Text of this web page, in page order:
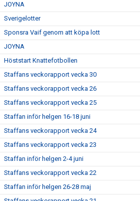
JOYNA
Sverigelotter
Sponsra Vaif genom att köpa lott
JOYNA
Höststart Knattefotbollen
Staffans veckorapport vecka 30
Staffans veckorapport vecka 26
Staffans veckorapport vecka 25
Staffan inför helgen 16-18 juni
Staffans veckorapport vecka 24
Staffans veckorapport vecka 23
Staffan inför helgen 2-4 juni
Staffans veckorapport vecka 22
Staffan inför helgen 26-28 maj